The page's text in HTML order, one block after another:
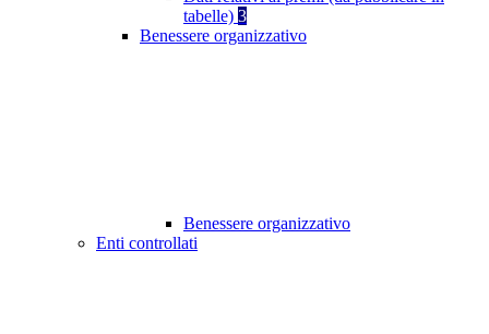
tabelle) 3
Benessere organizzativo
Benessere organizzativo
Enti controllati